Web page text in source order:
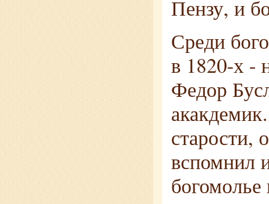
Пензу, и
Среди
в 1820-х -
Федор
старости,
вспомнил